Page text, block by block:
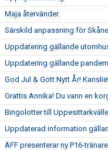
Maja återvänder.
Särskild anpassning för
Uppdatering gällande
Uppdatering gällande
God Jul & Gott Nytt År!
Grattis Annika! Du vann en
Bingolotter till
Uppdaterad information
ÄFF presenterar ny P16-tränare